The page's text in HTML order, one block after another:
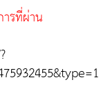
รที่ผ่าน